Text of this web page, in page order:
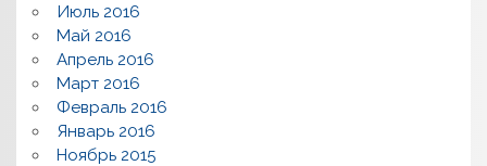
Июль 2016
Май 2016
Апрель 2016
Март 2016
Февраль 2016
Январь 2016
Ноябрь 2015